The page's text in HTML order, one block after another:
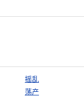
摇乱
荡产